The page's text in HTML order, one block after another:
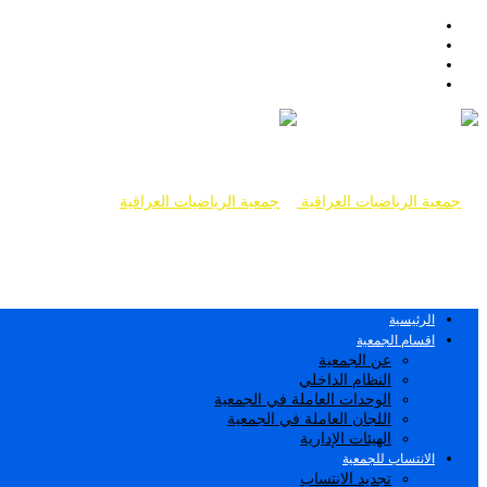
الرئيسية
اقسام الجمعية
عن الجمعية
النظام الداخلي
الوحدات العاملة في الجمعية
اللجان العاملة في الجمعية
الهيئات الإدارية
الانتساب للجمعية
تجديد الانتساب